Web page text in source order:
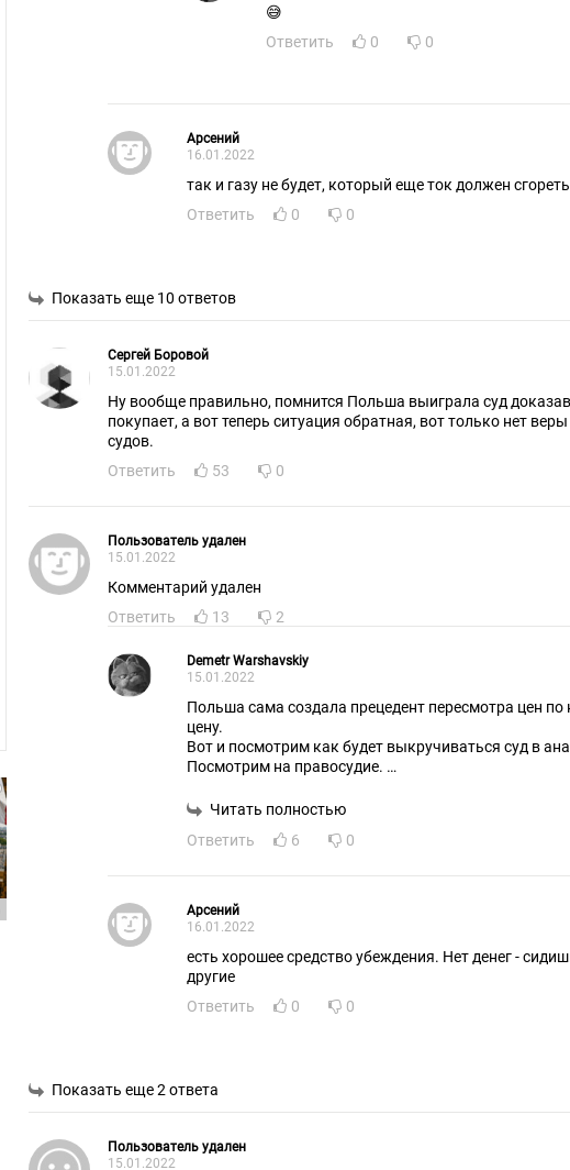
😅
Ответить
0 0
Арсений
16.01.2022
так и газу не будет, который еще ток должен сгореть
Ответить
0 0
Показать еще 10 ответов
Сергей Боровой
15.01.2022
Ну вообще правильно, помнится Польша выиграла суд
покупает, а вот теперь ситуация обратная, вот только нет
судов.
Ответить
53 0
Пользователь удален
15.01.2022
Комментарий удален
Ответить
13 2
Demetr Warshavskiy
15.01.2022
Польша сама создала прецедент пересмотра цен
цену.
Вот и посмотрим как будет выкручиваться суд в
Посмотрим на правосудие.
Самое интересное что если суд отклонит
Читать полностью
Ответить
6 0
Арсений
16.01.2022
есть хорошее средство убеждения. Нет денег -
другие
Ответить
0 0
Показать еще 2 ответа
Пользователь удален
15.01.2022